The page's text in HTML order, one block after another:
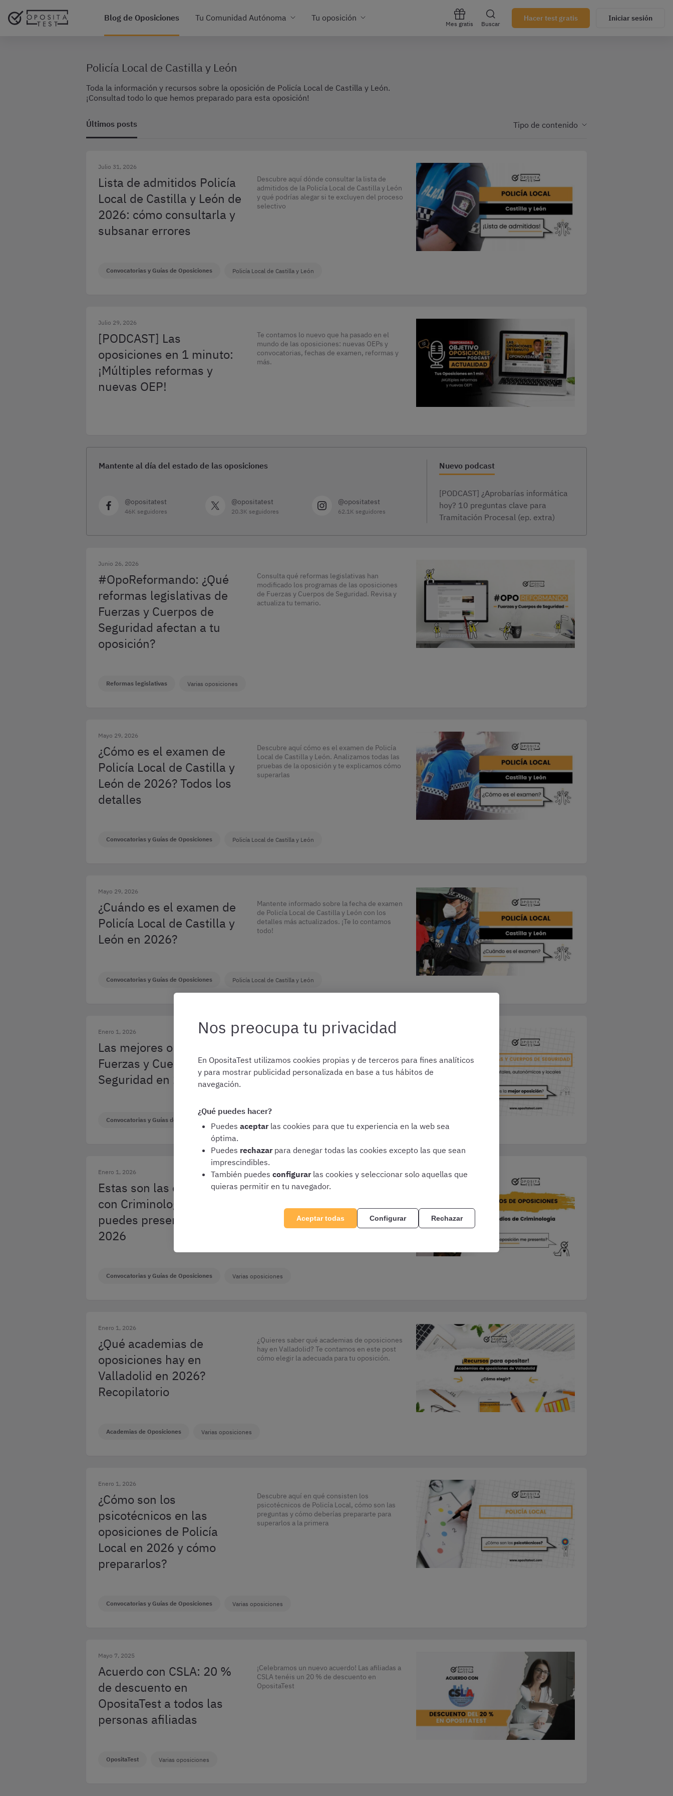
Blog de Oposiciones Tu Comunidad Autónoma Tu oposición
Mes gratis Buscar
Hacer test gratis Iniciar sesión
Policía Local de Castilla y León
Toda la información y recursos sobre la oposición de Policía Local de Castilla y León.
¡Consultad todo lo que hemos preparado para esta oposición!
Últimos posts Tipo de contenido
Julio 31, 2026
Lista de admitidos Policía
Local de Castilla y León de
2026: cómo consultarla y
subsanar errores
Descubre aquí dónde consultar la lista de
admitidos de la Policía Local de Castilla y León
y qué podrías alegar si te excluyen del proceso
selectivo
Convocatorias y Guías de Oposiciones Policía Local de Castilla y León
Julio 29, 2026
[PODCAST] Las
oposiciones en 1 minuto:
¡Múltiples reformas y
nuevas OEP!
Te contamos lo nuevo que ha pasado en el
mundo de las oposiciones: nuevas OEPs y
convocatorias, fechas de examen, reformas y
más.
Mantente al día del estado de las oposiciones
@opositatest
46K seguidores
@opositatest
20.3K seguidores
@opositatest
62.1K seguidores
Nuevo podcast
[PODCAST] ¿Aprobarías informática
hoy? 10 preguntas clave para
Tramitación Procesal (ep. extra)
Junio 26, 2026
#OpoReformando: ¿Qué
reformas legislativas de
Fuerzas y Cuerpos de
Seguridad afectan a tu
oposición?
Consulta qué reformas legislativas han
modificado los programas de las oposiciones
de Fuerzas y Cuerpos de Seguridad. Revisa y
actualiza tu temario.
Reformas legislativas Varias oposiciones
Mayo 29, 2026
¿Cómo es el examen de
Policía Local de Castilla y
León de 2026? Todos los
detalles
Descubre aquí cómo es el examen de Policía
Local de Castilla y León. Analizamos todas las
pruebas de la oposición y te explicamos cómo
superarlas
Convocatorias y Guías de Oposiciones Policía Local de Castilla y León
Mayo 29, 2026
¿Cuándo es el examen de
Policía Local de Castilla y
León en 2026?
Mantente informado sobre la fecha de examen
de Policía Local de Castilla y León con los
detalles más actualizados. ¡Te lo contamos
todo!
Convocatorias y Guías de Oposiciones Policía Local de Castilla y León
Enero 1, 2026
Las mejores oposiciones a
Fuerzas y Cuerpos de
Seguridad en 2026
Nacional, Guardia Civil, autonómicas, locales,
ejército
Convocatorias y Guías de Oposiciones
Enero 1, 2026
Estas son las oposiciones
con Criminología a las que
puedes presentarte en
2026
Descubre las mejores oposiciones para
Criminología a las que puedes presentarte a
imaginas!
Convocatorias y Guías de Oposiciones Varias oposiciones
Enero 1, 2026
¿Qué academias de
oposiciones hay en
Valladolid en 2026?
Recopilatorio
¿Quieres saber qué academias de oposiciones
hay en Valladolid? Te contamos en este post
cómo elegir la adecuada para tu oposición.
Academias de Oposiciones Varias oposiciones
Enero 1, 2026
¿Cómo son los
psicotécnicos en las
oposiciones de Policía
Local en 2026 y cómo
prepararlos?
Descubre aquí en qué consisten los
psicotécnicos de Policía Local, cómo son las
preguntas y cómo deberías prepararte para
superarlos a la primera
Convocatorias y Guías de Oposiciones Varias oposiciones
Mayo 7, 2025
Acuerdo con CSLA: 20 %
de descuento en
OpositaTest a todos las
personas afiliadas
¡Celebramos un nuevo acuerdo! Las afiliadas a
CSLA tenéis un 20 % de descuento en
OpositaTest
OpositaTest Varias oposiciones
Nos preocupa tu privacidad
En OpositaTest utilizamos cookies propias y de terceros para fines analíticos
y para mostrar publicidad personalizada en base a tus hábitos de
navegación.
¿Qué puedes hacer?
Puedes aceptar las cookies para que tu experiencia en la web sea
óptima.
Puedes rechazar para denegar todas las cookies excepto las que sean
imprescindibles.
También puedes configurar las cookies y seleccionar solo aquellas que
quieras permitir en tu navegador.
Aceptar todas Configurar Rechazar